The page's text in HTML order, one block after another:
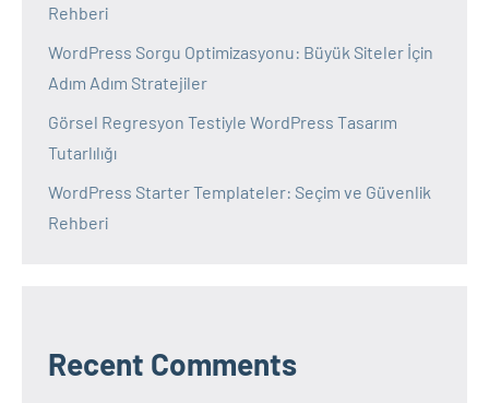
Rehberi
WordPress Sorgu Optimizasyonu: Büyük Siteler İçin
Adım Adım Stratejiler
Görsel Regresyon Testiyle WordPress Tasarım
Tutarlılığı
WordPress Starter Templateler: Seçim ve Güvenlik
Rehberi
Recent Comments